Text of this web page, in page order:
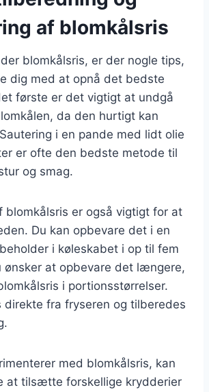
af blomkålsris
blomkålsris, er der nogle tips,
dig med at opnå det bedste
første er det vigtigt at undgå
da den hurtigt kan
i en pande med lidt olie
er ofte den bedste metode til
og smag.
blomkålsris er også vigtigt for at
Du kan opbevare det i en
i køleskabet i op til fem
ønsker at opbevare det længere,
i portionsstørrelser.
direkte fra fryseren og tilberedes
med blomkålsris, kan
at tilsætte forskellige krydderier